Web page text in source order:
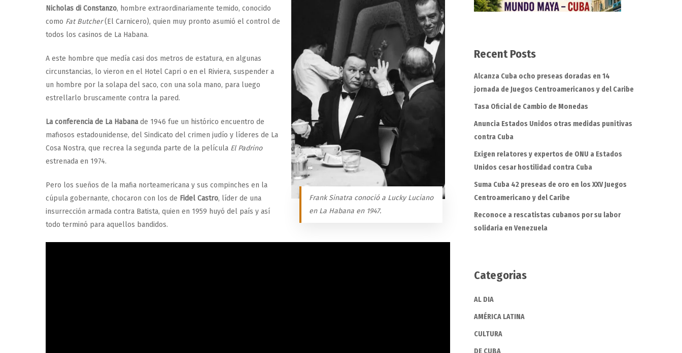
Frank Sinatra conoció a Lucky Luciano
en La Habana en 1947.
Nicholas di Constanzo, hombre extraordinariamente temido, conocido
como Fat Butcher(El Carnicero), quien muy pronto asumió el control de
todos los casinos de La Habana.
A este hombre que medía casi dos metros de estatura, en algunas
circunstancias, lo vieron en el Hotel Capri o en el Riviera, suspender a
un hombre por la solapa del saco, con una sola mano, para luego
estrellarlo bruscamente contra la pared.
La conferencia de La Habana de 1946 fue un histórico encuentro de
mafiosos estadounidense, del Sindicato del crimen judío y líderes de La
Cosa Nostra, que recrea la segunda parte de la película El Padrino
estrenada en 1974.
Pero los sueños de la mafia norteamericana y sus compinches en la
cúpula gobernante, chocaron con los de Fidel Castro, líder de una
insurrección armada contra Batista, quien en 1959 huyó del país y así
todo terminó para aquellos bandidos.
Recent Posts
Alcanza Cuba ocho preseas doradas en 14
jornada de Juegos Centroamericanos y del Caribe
Tasa Oficial de Cambio de Monedas
Anuncia Estados Unidos otras medidas punitivas
contra Cuba
Exigen relatores y expertos de ONU a Estados
Unidos cesar hostilidad contra Cuba
Suma Cuba 42 preseas de oro en los XXV Juegos
Centroamericano y del Caribe
Reconoce a rescatistas cubanos por su labor
solidaria en Venezuela
Categorias
AL DIA
AMÉRICA LATINA
CULTURA